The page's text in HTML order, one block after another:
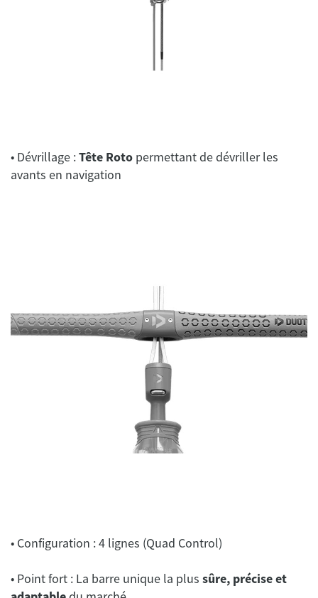
• Dévrillage :Tête Roto permettant de dévriller les
avants en navigation
• Configuration : 4 lignes (Quad Control)
• Point fort : La barre unique la plus sûre, précise et